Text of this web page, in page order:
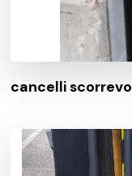
cancelli